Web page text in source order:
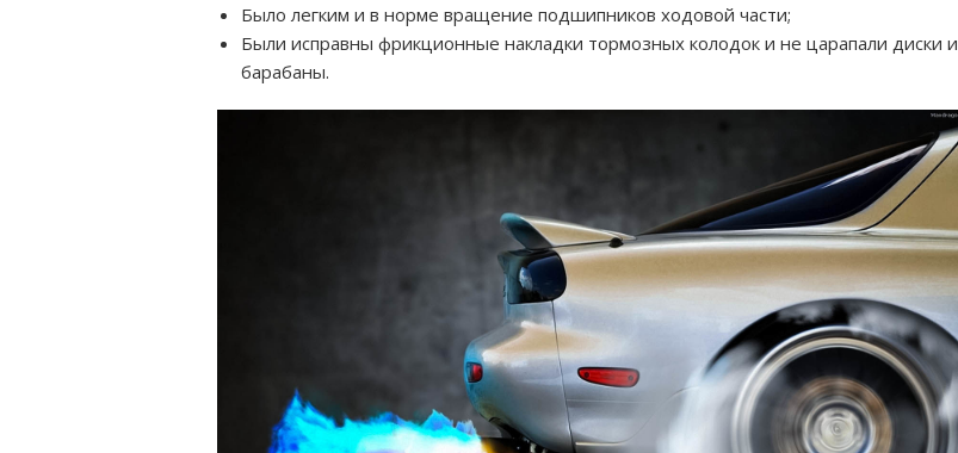
Было легким и в норме вращение подшипников ходовой части;
Были исправны фрикционные накладки тормозных колодок и не царапали диски и
барабаны.